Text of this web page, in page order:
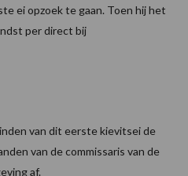
ei opzoek te gaan. Toen hij het
per direct bij
van dit eerste kievitsei de
van de commissaris van de
af.